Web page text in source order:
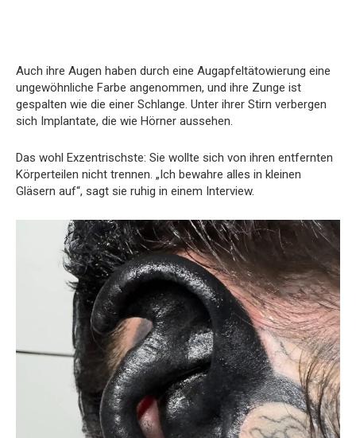
Auch ihre Augen haben durch eine Augapfeltätowierung eine
ungewöhnliche Farbe angenommen, und ihre Zunge ist
gespalten wie die einer Schlange. Unter ihrer Stirn verbergen
sich Implantate, die wie Hörner aussehen.
Das wohl Exzentrischste: Sie wollte sich von ihren entfernten
Körperteilen nicht trennen. „Ich bewahre alles in kleinen
Gläsern auf“, sagt sie ruhig in einem Interview.